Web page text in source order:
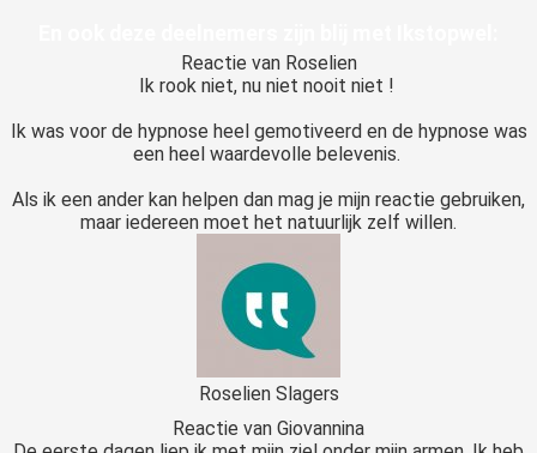
Reactie van Roselien
Ik rook niet, nu niet nooit niet !
Ik was voor de hypnose heel gemotiveerd en de hypnose was
een heel waardevolle belevenis.
Als ik een ander kan helpen dan mag je mijn reactie gebruiken,
maar iedereen moet het natuurlijk zelf willen.
Roselien Slagers
Reactie van Giovannina